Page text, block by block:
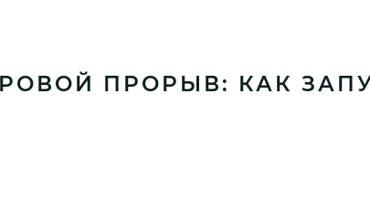
ПРОРЫВ: КАК